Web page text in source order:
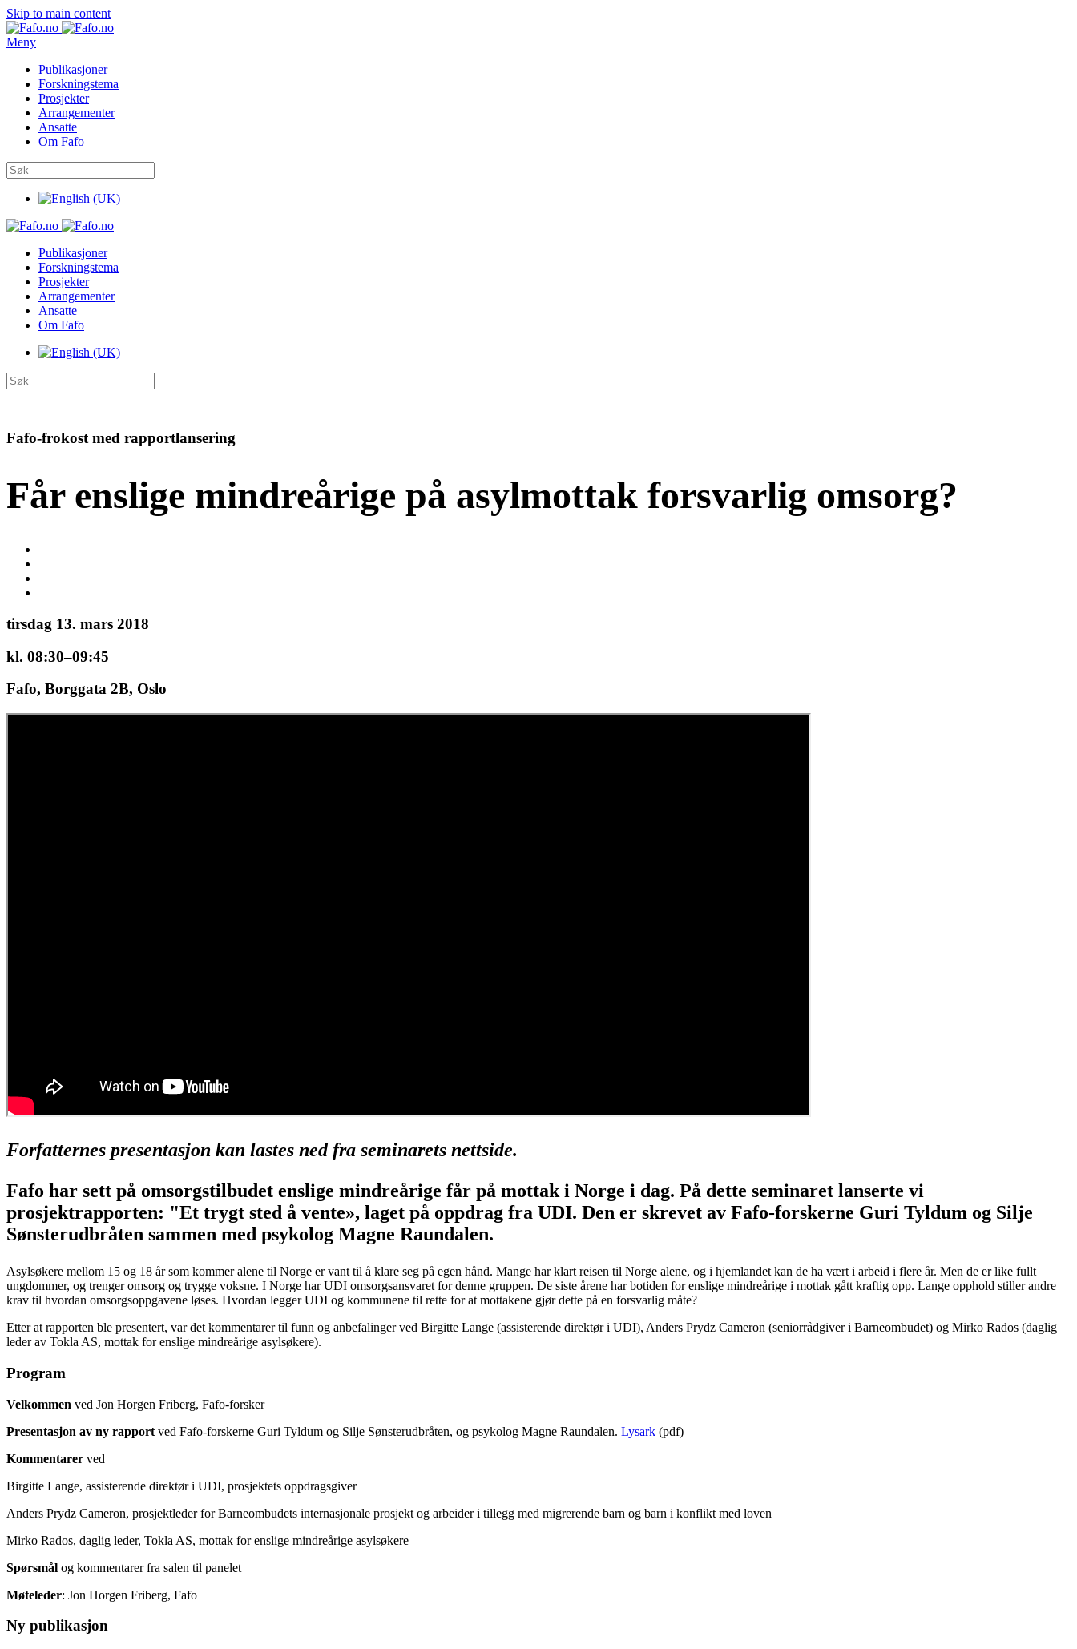
Skip to main content
Meny
Publikasjoner
Forskningstema
Prosjekter
Arrangementer
Ansatte
Om Fafo
Publikasjoner
Forskningstema
Prosjekter
Arrangementer
Ansatte
Om Fafo
Fafo-frokost med rapportlansering
Får enslige mindreårige på asylmottak forsvarlig omsorg?
tirsdag 13. mars 2018
kl. 08:30–09:45
Fafo, Borggata 2B, Oslo
Forfatternes presentasjon kan lastes ned fra seminarets nettside.
Fafo har sett på omsorgstilbudet enslige mindreårige får på mottak i Norge i dag. På dette seminaret lanserte vi
prosjektrapporten: "Et trygt sted å vente», laget på oppdrag fra UDI. Den er skrevet av Fafo-forskerne Guri Tyldum og Silje
Sønsterudbråten sammen med psykolog Magne Raundalen.
Asylsøkere mellom 15 og 18 år som kommer alene til Norge er vant til å klare seg på egen hånd. Mange har klart reisen til Norge alene, og i hjemlandet kan de ha vært i arbeid i flere år. Men de er like fullt
ungdommer, og trenger omsorg og trygge voksne. I Norge har UDI omsorgsansvaret for denne gruppen. De siste årene har botiden for enslige mindreårige i mottak gått kraftig opp. Lange opphold stiller andre
krav til hvordan omsorgsoppgavene løses. Hvordan legger UDI og kommunene til rette for at mottakene gjør dette på en forsvarlig måte?
Etter at rapporten ble presentert, var det kommentarer til funn og anbefalinger ved Birgitte Lange (assisterende direktør i UDI), Anders Prydz Cameron (seniorrådgiver i Barneombudet) og Mirko Rados (daglig
leder av Tokla AS, mottak for enslige mindreårige asylsøkere).
Program
Velkommen ved Jon Horgen Friberg, Fafo-forsker
Presentasjon av ny rapport ved Fafo-forskerne Guri Tyldum og Silje Sønsterudbråten, og psykolog Magne Raundalen. Lysark (pdf)
Kommentarer ved
Birgitte Lange, assisterende direktør i UDI, prosjektets oppdragsgiver
Anders Prydz Cameron, prosjektleder for Barneombudets internasjonale prosjekt og arbeider i tillegg med migrerende barn og barn i konflikt med loven
Mirko Rados, daglig leder, Tokla AS, mottak for enslige mindreårige asylsøkere
Spørsmål og kommentarer fra salen til panelet
Møteleder: Jon Horgen Friberg, Fafo
Ny publikasjon